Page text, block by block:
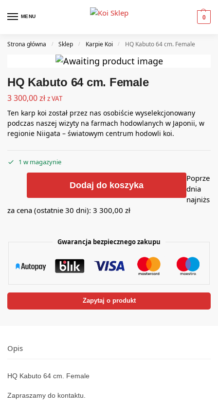
MENU 0
Strona główna / Sklep / Karpie Koi / HQ Kabuto 64 cm. Female
HQ Kabuto 64 cm. Female
3 300,00zł z VAT
Ten karp koi został przez nas osobiście wyselekcjonowany
podczas naszej wizyty na farmach hodowlanych w Japonii, w
regionie Niigata – światowym centrum hodowli koi.
1 w magazynie
Dodaj do koszyka
Poprze
dnia
najniżs
za cena (ostatnie 30 dni): 3 300,00 zł
Gwarancja bezpiecznego zakupu
Zapytaj o produkt
Opis
HQ Kabuto 64 cm. Female
Zapraszamy do kontaktu.